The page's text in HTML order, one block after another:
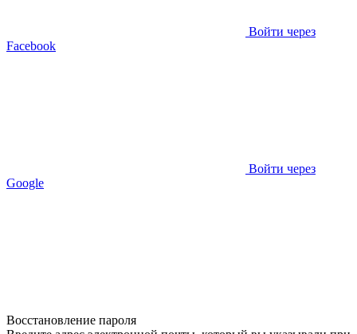
Войти через
Facebook
Войти через
Google
Восстановление пароля